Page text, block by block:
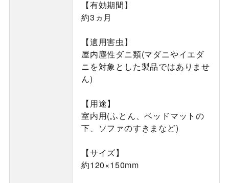
【有効期間】
約3ヵ月
【適用害虫】
屋内塵性ダニ類(マダニやイエダ
ニを対象とした製品ではありませ
ん)
【用途】
室内用(ふとん、ベッドマットの
下、ソファのすきまなど)
【サイズ】
約120×150mm